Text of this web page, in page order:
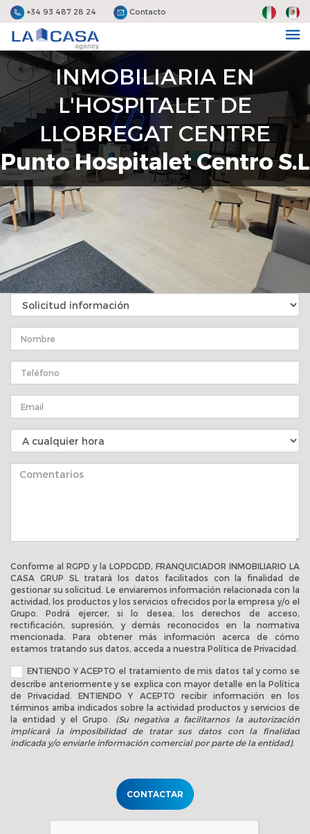
+34 93 487 28 24 Contacto
INMOBILIARIA EN
L'HOSPITALET DE
LLOBREGAT CENTRE
Punto Hospitalet Centro S.L
Conforme al RGPD y la LOPDGDD, FRANQUICIADOR INMOBILIARIO LA
CASA GRUP SL tratará los datos facilitados con la finalidad de
gestionar su solicitud. Le enviaremos información relacionada con la
actividad, los productos y los servicios ofrecidos por la empresa y/o el
Grupo. Podrá ejercer, si lo desea, los derechos de acceso,
rectificación, supresión, y demás reconocidos en la normativa
mencionada. Para obtener más información acerca de cómo
estamos tratando sus datos, acceda a nuestra Política de Privacidad .
ENTIENDO Y ACEPTO el tratamiento de mis datos tal y como se
describe anteriormente y se explica con mayor detalle en la Política
de Privacidad . ENTIENDO Y ACEPTO recibir información en los
términos arriba indicados sobre la actividad productos y servicios de
la entidad y el Grupo.
(Su negativa a facilitarnos la autorización
implicará la imposibilidad de tratar sus datos con la finalidad
indicada y/o enviarle información comercial por parte de la entidad).
CONTACTAR